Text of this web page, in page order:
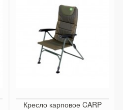
Кресло карповое CARP